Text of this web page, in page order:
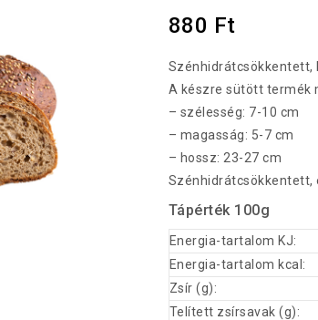
880 Ft
Szénhidrátcsökkentett,
A készre sütött termék
– szélesség: 7-10 cm
– magasság: 5-7 cm
– hossz: 23-27 cm
Szénhidrátcsökkentett,
Tápérték 100g
Energia-tartalom KJ:
Energia-tartalom kcal:
Zsír (g):
Telített zsírsavak (g):